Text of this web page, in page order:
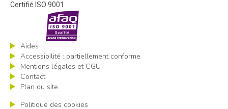
Certifié ISO 9001
Aides
Accessibilité : partiellement conforme
Mentions légales et CGU
Contact
Plan du site
Politique des cookies